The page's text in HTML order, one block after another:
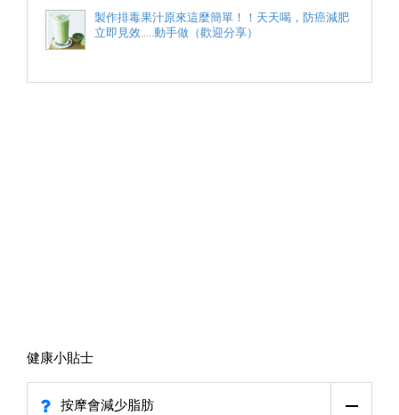
製作排毒果汁原來這麼簡單！！天天喝，防癌減肥
立即見效.....動手做（歡迎分享）
健康小貼士
按摩會減少脂肪